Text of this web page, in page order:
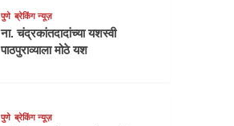
पुणे ब्रेकिंग न्यूज़
ना. चंद्रकांतदादांच्या यशस्वी
पाठपुराव्याला मोठे यश
पुणे ब्रेकिंग न्यूज़